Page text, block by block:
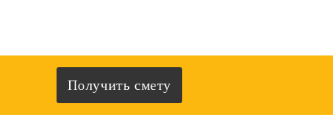
Получить смету